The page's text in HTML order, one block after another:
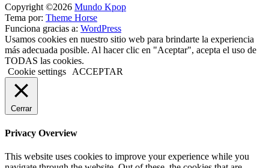
Copyright ©2026 Mundo Kpop
Tema por: Theme Horse
Funciona gracias a: WordPress
Usamos cookies en nuestro sitio web para brindarte la experiencia
más adecuada posible. Al hacer clic en "Aceptar", acepta el uso de
TODAS las cookies.
Cookie settings
ACCEPTAR
Cerrar
Privacy Overview
This website uses cookies to improve your experience while you